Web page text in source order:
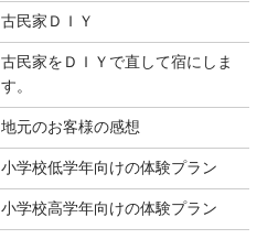
古民家ＤＩＹ
古民家をＤＩＹで直して宿にしま
す。
地元のお客様の感想
小学校低学年向けの体験プラン
小学校高学年向けの体験プラン